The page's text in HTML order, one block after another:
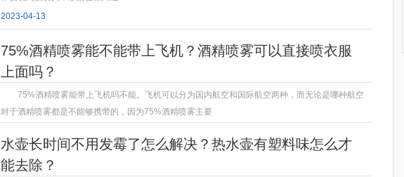
2023-04-13
75%酒精喷雾能不能带上飞机？酒精喷雾可以直接喷衣服
上面吗？
75%酒精喷雾能带上飞机吗不能。飞机可以分为国内航空和国际航空两种，而无论是哪种航空
对于酒精喷雾都是不能够携带的，因为75%酒精喷雾主要
水壶长时间不用发霉了怎么解决？热水壶有塑料味怎么才
能去除？